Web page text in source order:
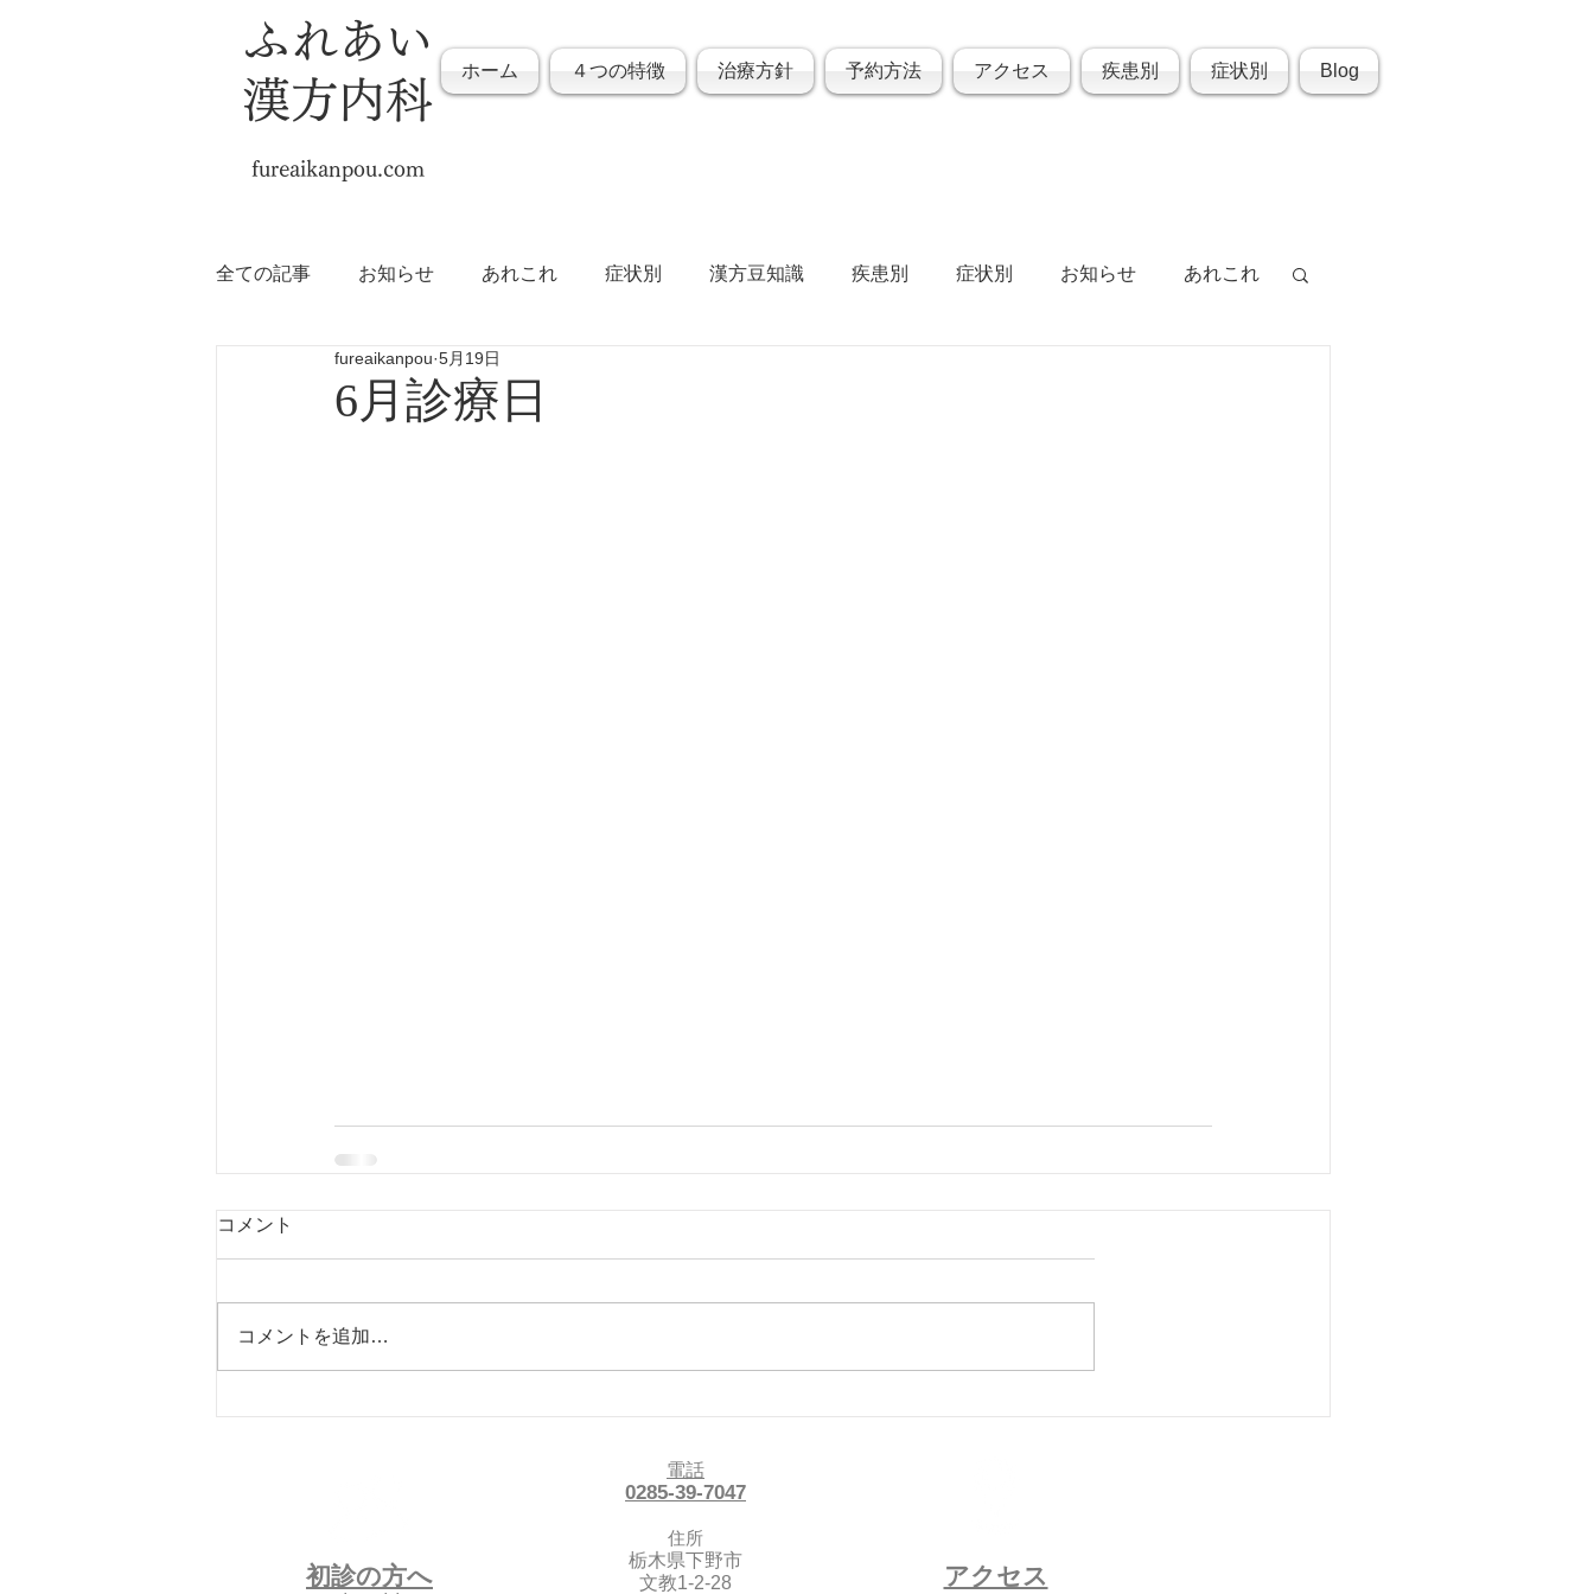
ふれあい
漢方内科
fureaikanpou.com
ホーム ４つの特徴 治療方針 予約方法 アクセス 疾患別 症状別 Blog
全ての記事 お知らせ あれこれ 症状別 漢方豆知識 疾患別 症状別 お知らせ あれこれ
6月診療日
fureaikanpou 5月19日
コメント
コメントを追加…
初診の方へ
電話
0285-39-7047
住所
栃木県下野市
文教1-2-28
アクセス